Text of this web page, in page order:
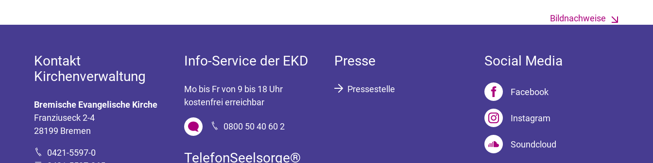
Bildnachweise
Kontakt
Kirchenverwaltung
Bremische Evangelische Kirche
Franziuseck 2-4
28199 Bremen
0421-5597-0
Info-Service der EKD
Mo bis Fr von 9 bis 18 Uhr
kostenfrei erreichbar
0800 50 40 60 2
TelefonSeelsorge®
Presse
Pressestelle
Social Media
Facebook
Instagram
Soundcloud